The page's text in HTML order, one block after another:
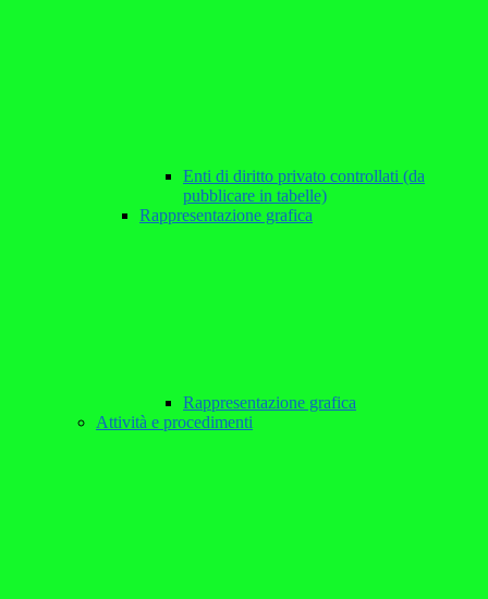
Enti di diritto privato controllati (da
pubblicare in tabelle)
Rappresentazione grafica
Rappresentazione grafica
Attività e procedimenti